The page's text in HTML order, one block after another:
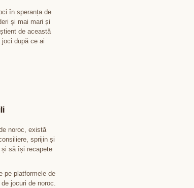
în speranța de
și mai mari și
de această
după ce ai
noroc, există
sprijin și
și să își recapete
pe platformele de
jocuri de noroc.